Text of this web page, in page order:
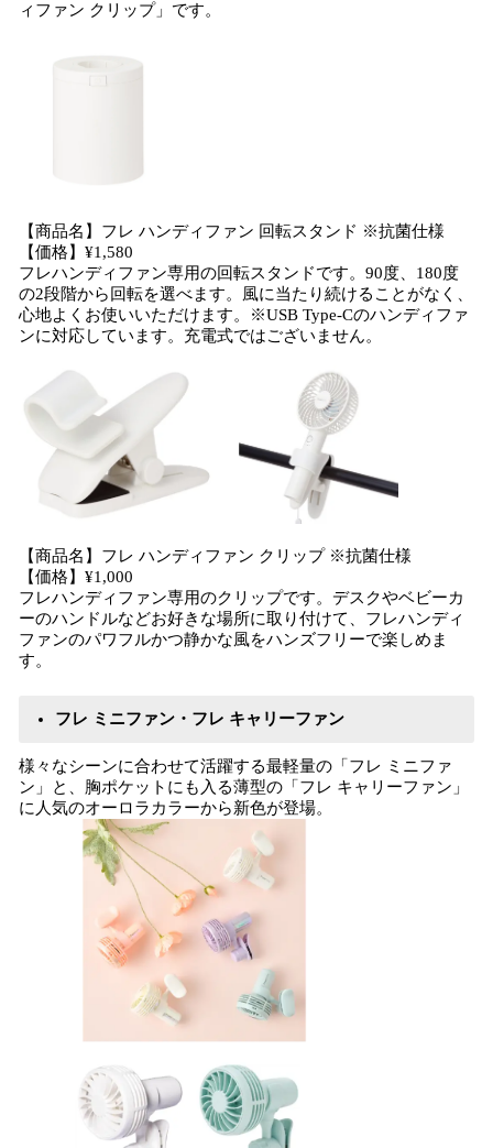
ィファン クリップ」です。
【商品名】フレ ハンディファン 回転スタンド ※抗菌仕様
【価格】¥1,580
フレハンディファン専用の回転スタンドです。90度、180度
の2段階から回転を選べます。風に当たり続けることがなく、
心地よくお使いいただけます。※USB Type-Cのハンディファ
ンに対応しています。充電式ではございません。
【商品名】フレ ハンディファン クリップ ※抗菌仕様
【価格】¥1,000
フレハンディファン専用のクリップです。デスクやベビーカ
ーのハンドルなどお好きな場所に取り付けて、フレハンディ
ファンのパワフルかつ静かな風をハンズフリーで楽しめま
す。
フレ ミニファン・フレ キャリーファン
様々なシーンに合わせて活躍する最軽量の「フレ ミニファ
ン」と、胸ポケットにも入る薄型の「フレ キャリーファン」
に人気のオーロラカラーから新色が登場。